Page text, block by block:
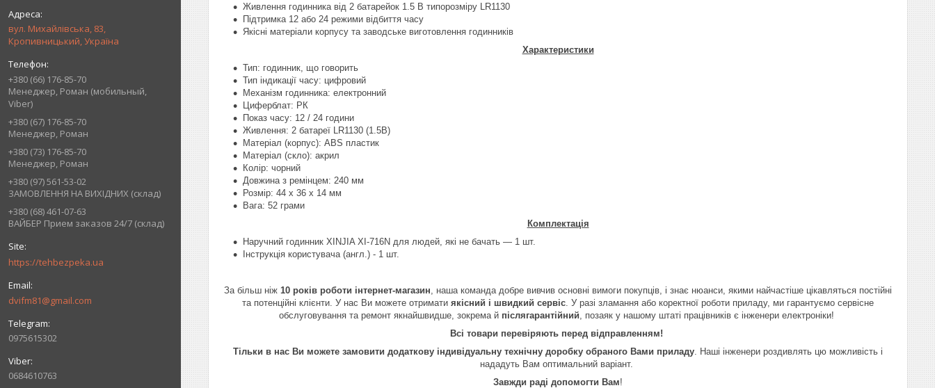
вул. Михайлівська, 83,
Кропивницький, Україна
+380 (66) 176-85-70
Менеджер, Роман (мобильный,
Viber)
+380 (67) 176-85-70
Менеджер, Роман
+380 (73) 176-85-70
Менеджер, Роман
+380 (97) 561-53-02
ЗАМОВЛЕННЯ НА ВИХІДНИХ (склад)
+380 (68) 461-07-63
ВАЙБЕР Прием заказов 24/7 (склад)
https://tehbezpeka.ua
dvifm81@gmail.com
0975615302
0684610763
Живлення годинника від 2 батарейок 1.5 В типорозміру LR1130
Підтримка 12 або 24 режими відбиття часу
Якісні матеріали корпусу та заводське виготовлення годинників
Характеристики
Тип: годинник, що говорить
Тип індикації часу: цифровий
Механізм годинника: електронний
Циферблат: РК
Показ часу: 12 / 24 години
Живлення: 2 батареї LR1130 (1.5В)
Матеріал (корпус): ABS пластик
Матеріал (скло): акрил
Колір: чорний
Довжина з ремінцем: 240 мм
Розмір: 44 х 36 х 14 мм
Вага: 52 грами
Комплектація
Наручний годинник XINJIA XI -716N для людей, які не бачать — 1 шт.
Інструкція користувача (англ.) - 1 шт.
За більш ніж 10 років роботи інтернет-магазин , наша команда добре вивчив основні вимоги покупців, і знає нюанси, якими найчастіше цікавляться постійні
та потенційні клієнти. У нас Ви можете отримати якісний і швидкий сервіс . У разі зламання або коректної роботи приладу, ми гарантуємо сервісне
обслуговування та ремонт якнайшвидше, зокрема й післягарантійний , позаяк у нашому штаті працівників є інженери електроніки!
Всі товари перевіряють перед відправленням!
Тільки в нас Ви можете замовити додаткову індивідуальну технічну доробку обраного Вами приладу . Наші інженери роздивлять цю можливість і
нададуть Вам оптимальний варіант.
Завжди раді допомогти Вам!